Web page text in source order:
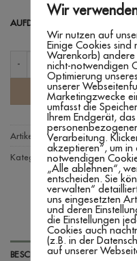
AUFDRUCKFARBE HERZ
BODY 'PAPA
IN
Artikelnummer:n. v.
Kategorien:Babybody's,
BESCHREIBUNG
Wir
Wir nutzen auf
Einige Cookies
Warenkorb)
nicht-notwendigen
Optimierung
unserer
Marketingzwecke
umfasst die
Ihrem Endgerät,
Verarbeitung.
akzeptieren“, um in
notwendigen
„Alle ablehnen“,
entscheiden. Sie
verwalten“
uns eingesetzten
und deren
die Einstellungen
Cookies auch
(z.B. in der
auf unserer